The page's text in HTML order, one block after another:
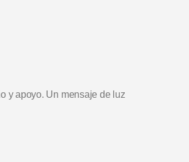
y apoyo. Un mensaje de luz